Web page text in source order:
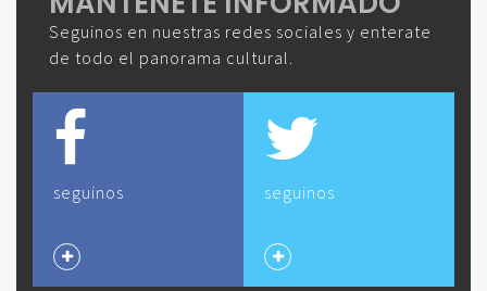
Seguinos en nuestras redes sociales y enterate
de todo el panorama cultural.
seguinos seguinos